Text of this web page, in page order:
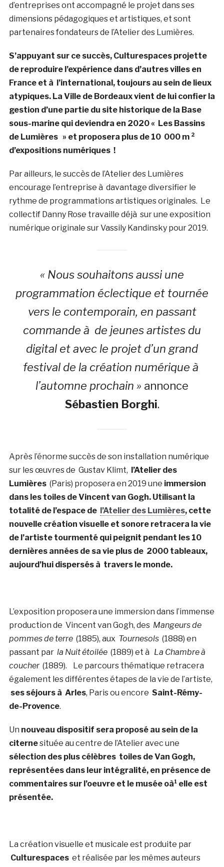
d’entreprises ont accompagné le projet dans ses
dimensions pédagogiques et artistiques, et sont
partenaires fondateurs de l’Atelier des Lumières.
S’appuyant sur ce succès, Culturespaces projette
de reproduire l’expérience dans d’autres villes en
France et à l’international, toujours au sein de lieux
atypiques. La Ville de Bordeaux vient de lui confier la
gestion d’une partie du site historique de la Base
sous-marine qui deviendra en 2020 « Les Bassins
de Lumières » et proposera plus de 10 000 m ²
d’expositions numériques !
Par ailleurs, le succès de l’Atelier des Lumières
encourage l’entreprise à davantage diversifier le
rythme de programmations artistiques originales. Le
collectif Danny Rose travaille déjà sur une exposition
numérique originale sur Vassily Kandinsky pour 2019.
« Nous souhaitons aussi une
programmation éclectique et tournée
vers le contemporain, en passant
commande à de jeunes artistes du
digital et avec le projet d’un grand
festival de la création numérique à
l’automne prochain » annonce
Sébastien Borghi.
Après l’énorme succès de son installation numérique
sur les œuvres de Gustav Klimt, l’Atelier des
Lumières(Paris) proposera en 2019 une immersion
dans les toiles de Vincent van Gogh. Utilisant la
totalité de l’espace de l’Atelier des Lumières, cette
nouvelle création visuelle et sonore retracera la vie
de l’artiste tourmenté qui peignit pendant les 10
dernières années de sa vie plus de 2000 tableaux,
aujourd’hui dispersés à travers le monde.
L’exposition proposera une immersion dans l’immense
production de Vincent van Gogh, des Mangeurs de
pommes de terre(1885), aux Tournesols(1888) en
passant par la Nuit étoilée(1889) et à La Chambre à
coucher(1889). Le parcours thématique retracera
également les différentes étapes de la vie de l’artiste,
ses séjours à Arles, Paris ou encore Saint-Rémy-
de-Provence.
Un nouveau dispositif sera proposé au sein de la
citernesituée au centre de l’Atelier avec une
sélection des plus célèbres toiles de Van Gogh,
représentées dans leur intégralité, en présence de
commentaires sur l’oeuvre et le musée oà¹ elle est
présentée.
La création visuelle et musicale est produite par
Culturespaceset réalisée par les mêmes auteurs